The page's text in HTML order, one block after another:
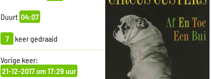
Duurt 04:07
7 keer gedraaid
Vorige keer:
21-12-2017 om 17:29 uur